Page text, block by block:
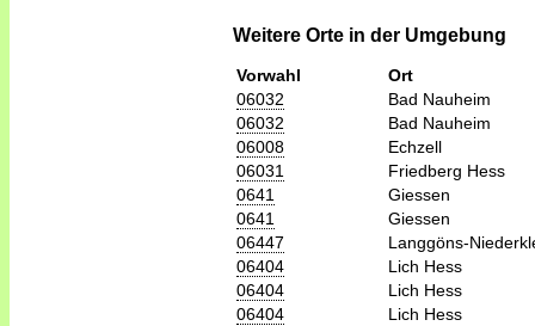
Weitere Orte in der Umgebung
Vorwahl
Ort
06032
Bad Nauheim
06032
Bad Nauheim
06008
Echzell
06031
Friedberg Hess
0641
Giessen
0641
Giessen
06447
Langgöns-
06404
Lich Hess
06404
Lich Hess
06404
Lich Hess